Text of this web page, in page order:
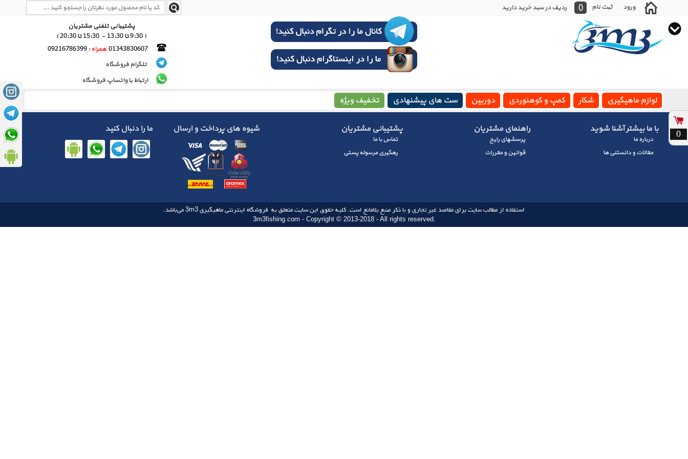
ورود ثبت نام 0
ردیف در سبد خرید دارید
پشتیبانی تلفنی مشتریان
( 9:30 تا 13:30 - 15:30 تا 20:30 )
01343830607 همراه : 09216786399
تلگرام فروشگاه
ارتباط با واتساپ فروشگاه
لوازم ماهیگیری شکار کمپ و کوهنوردی دوربین ست های پیشنهادی تخفیف ویژه
با ما بیشتر آشنا شوید
درباره ما
مقالات و دانستنی ها
راهنمای مشتریان
پرسشهای رايج
قوانین و مقررات
پشتیبانی مشتریان
تماس با ما
رهگیری مرسوله پستی
شیوه های پرداخت و ارسال ما را دنبال کنید
استفاده از مطالب سایت برای مقاصد غیر تجاری و با ذکر منبع بلامانع است. کلیه حقوق این سایت متعلق به فروشگاه اینترنتی ماهیگیری‌‌ 3m3 می‌باشد.
3m3fishing.com - Copyright © 2013-2018 - All rights reserved.
0